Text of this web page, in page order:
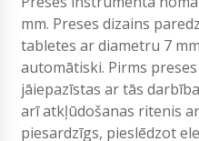
mm. Preses dizains
tabletes ar diametru 7
automātiski. Pirms
jāiepazīstas ar tās
arī atkļūdošanas ritenis
piesardzīgs, pieslēdzot